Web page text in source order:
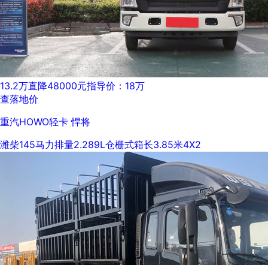
13.2万直降48000元指导价：18万
查落地价
重汽HOWO轻卡 悍将
潍柴145马力排量2.289L仓栅式箱长3.85米4X2